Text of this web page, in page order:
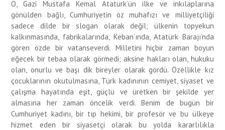
O, Gazi Mustafa Kemal Atatürk’ün ilke ve inkılaplarına
gönülden bağlı, Cumhuriyetin öz muhafızı ve milliyetçiliği
sadece dilde bir slogan olarak değil; ülkenin topyekun
kalkınmasında, fabrikalarında, Keban’ında, Atatürk Barajı’nda
gören özde bir vatanseverdi. Milletini hiçbir zaman boyun
eğecek bir tebaa olarak görmedi; aksine hakları olan, hukuku
olan, onurlu ve başı dik bireyler olarak gördü. Özellikle kız
çocuklarının okutulmasına, Türk kadınının cemiyet, siyaset ve
çalışma hayatında eşit, güçlü ve üretken bir şekilde yer
almasına her zaman öncelik verdi. Benim de bugün bir
Cumhuriyet kadını, bir tıp hekimi, bir profesör ve bu ülkeye
hizmet eden bir siyasetçi olarak bu yolda kararlılıkla